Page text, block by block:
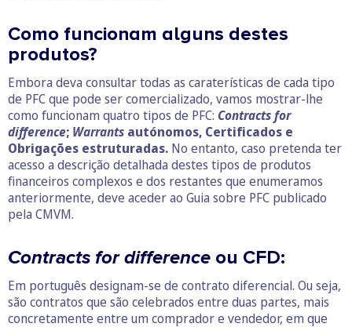
Como funcionam alguns destes
produtos?
Embora deva consultar todas as caraterísticas de cada tipo
de PFC que pode ser comercializado, vamos mostrar-lhe
como funcionam quatro tipos de PFC: Contracts for
difference; Warrants autónomos, Certificados e
Obrigações estruturadas. No entanto, caso pretenda ter
acesso a descrição detalhada destes tipos de produtos
financeiros complexos e dos restantes que enumeramos
anteriormente, deve aceder ao Guia sobre PFC publicado
pela CMVM.
Contracts for difference ou CFD:
Em português designam-se de contrato diferencial. Ou seja,
são contratos que são celebrados entre duas partes, mais
concretamente entre um comprador e vendedor, em que